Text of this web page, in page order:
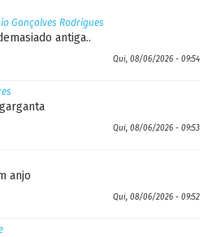
Gonçalves Rodrigues
antiga..
Qui, 08/06/2026 - 09:54
Qui, 08/06/2026 - 09:53
anjo
Qui, 08/06/2026 - 09:52